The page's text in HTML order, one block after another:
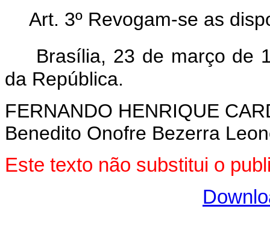
Art. 3º Revogam-se as
Brasília, 23 de março de
da República.
FERNANDO HENRIQUE
Benedito Onofre Bezerra
Este texto não substitui o